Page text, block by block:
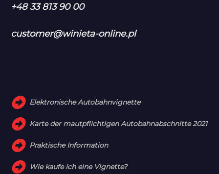
+48 33 813 90 00
customer@winieta-online.pl
Elektronische Autobahnvignette
Karte der mautpflichtigen Autobahnabschnitte 2021
Praktische Information
Wie kaufe ich eine Vignette?